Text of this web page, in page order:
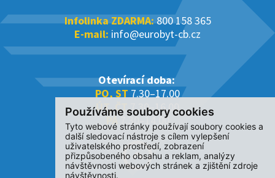
Používáme soubory cookies
Tyto webové stránky používají soubory cookies a
další sledovací nástroje s cílem vylepšení
uživatelského prostředí, zobrazení
přizpůsobeného obsahu a reklam, analýzy
návštěvnosti webových stránek a zjištění zdroje
návštěvnosti.
Infolinka ZDARMA:800 158 365
E-mail: info@eurobyt-cb.cz
Otevírací doba:
PO, ST 7.30–17.00
ÚT, ČT7.30–16.00
PÁ7.30–14.00